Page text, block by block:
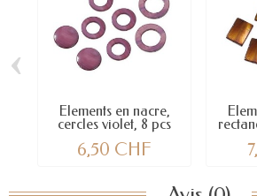
Elements en nacre,
cercles violet, 8 pcs
6,50 CHF
‹